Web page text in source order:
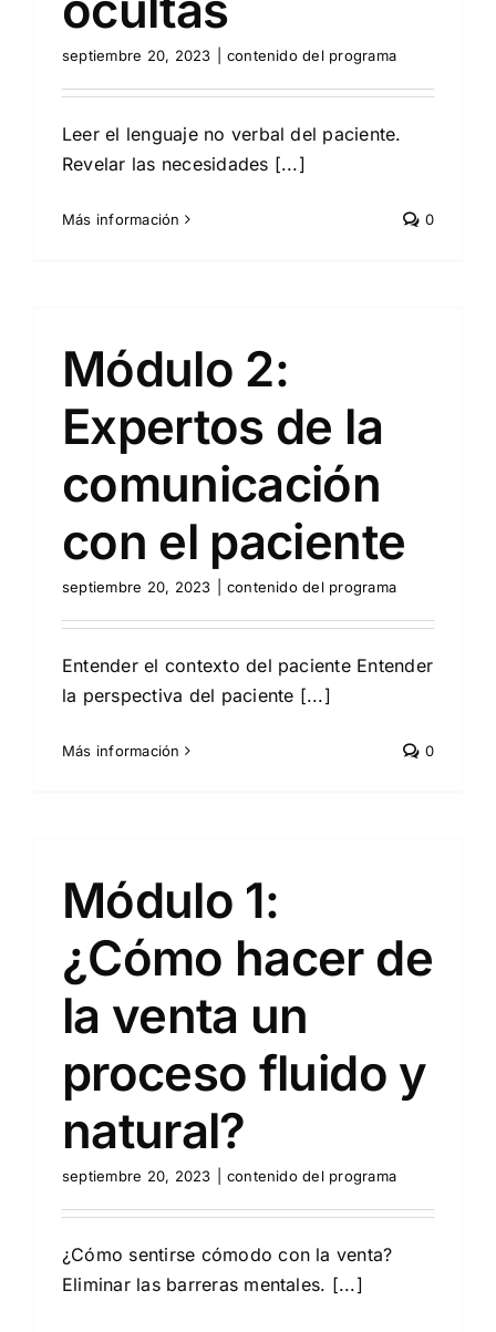
septiembre 20, 2023 contenido del programa
Leer el lenguaje no verbal del paciente.
Revelar las necesidades [...]
Más información 0
Módulo 2:
Expertos de la
comunicación
con el paciente
septiembre 20, 2023 contenido del programa
Entender el contexto del paciente Entender
la perspectiva del paciente [...]
Más información 0
Módulo 1:
¿Cómo hacer de
la venta un
proceso fluido y
natural?
septiembre 20, 2023 contenido del programa
¿Cómo sentirse cómodo con la venta?
Eliminar las barreras mentales. [...]